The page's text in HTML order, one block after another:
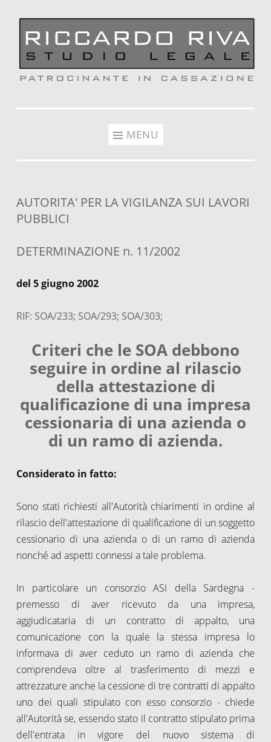
MENU
AUTORITA' PER LA VIGILANZA SUI LAVORI
PUBBLICI
DETERMINAZIONE n. 11/2002
del 5 giugno 2002
RIF: SOA/233; SOA/293; SOA/303;
Criteri che le SOA debbono
seguire in ordine al rilascio
della attestazione di
qualificazione di una impresa
cessionaria di una azienda o
di un ramo di azienda.
Considerato in fatto:
Sono stati richiesti all'Autorità chiarimenti in ordine al
rilascio dell'attestazione di qualificazione di un soggetto
cessionario di una azienda o di un ramo di azienda
nonché ad aspetti connessi a tale problema.
In particolare un consorzio ASI della Sardegna -
premesso di aver ricevuto da una impresa,
aggiudicataria di un contratto di appalto, una
comunicazione con la quale la stessa impresa lo
informava di aver ceduto un ramo di azienda che
comprendeva oltre al trasferimento di mezzi e
attrezzature anche la cessione di tre contratti di appalto
uno dei quali stipulato con esso consorzio - chiede
all'Autorità se, essendo stato il contratto stipulato prima
dell'entrata in vigore del nuovo sistema di